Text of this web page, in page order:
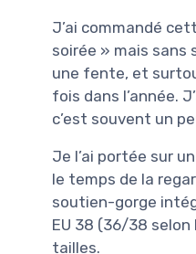
J’ai commandé
soirée » mais sans
une fente, et
fois dans l’année.
c’est souvent un
Je l’ai portée sur
le temps de la
soutien-gorge
EU 38 (36/38
tailles.